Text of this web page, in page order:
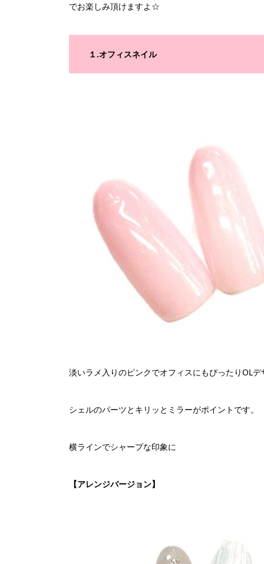
でお楽しみ頂けますよ☆
１.オフィスネイル
淡いラメ入りのピンクでオフィスにもぴったりOL
シェルのパーツとキリッとミラーがポイントです。
横ラインでシャープな印象に
【アレンジバージョン】